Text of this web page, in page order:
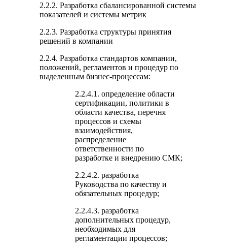
2.2.2. Разработка сбалансированной системы
показателей и системы метрик
2.2.3. Разработка структуры принятия
решений в компании
2.2.4. Разработка стандартов компании,
положений, регламентов и процедур по
выделенным бизнес-процессам:
2.2.4.1. определение области
сертификации, политики в
области качества, перечня
процессов и схемы
взаимодействия,
распределение
ответственности по
разработке и внедрению СМК;
2.2.4.2. разработка
Руководства по качеству и
обязательных процедур;
2.2.4.3. разработка
дополнительных процедур,
необходимых для
регламентации процессов;